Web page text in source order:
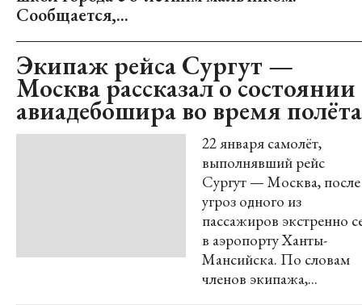
Сообщается,...
Экипаж рейса Сургут —
Москва рассказал о состоянии
авиадебошира во время полёта
22 января самолёт,
выполнявший рейс
Сургут — Москва, после
угроз одного из
пассажиров экстренно
в аэропорту Ханты-
Мансийска. По словам
членов экипажа,...